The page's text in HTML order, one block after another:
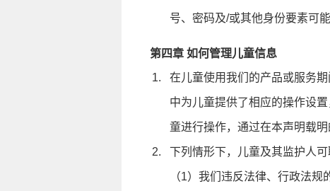
号、密码及/或其他身份要素可
第四章 如何管理儿童信息
在儿童使用我们的产品或服务
中为儿童提供了相应的操作设
童进行操作，通过在本声明载
下列情形下，儿童及其监护人
（1）我们违反法律、行政法